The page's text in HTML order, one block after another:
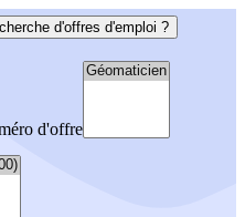
d'offres d'emploi ?
d'offre